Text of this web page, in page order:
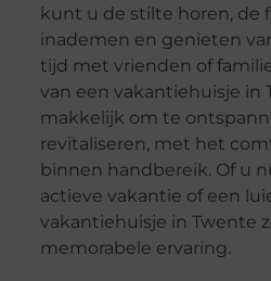
kunt u de stilte horen, de
inademen en genieten
tijd met vrienden of
van een vakantiehuisje in
makkelijk om te
revitaliseren, met het
binnen handbereik. Of u
actieve vakantie of een
vakantiehuisje in Twente
memorabele ervaring.